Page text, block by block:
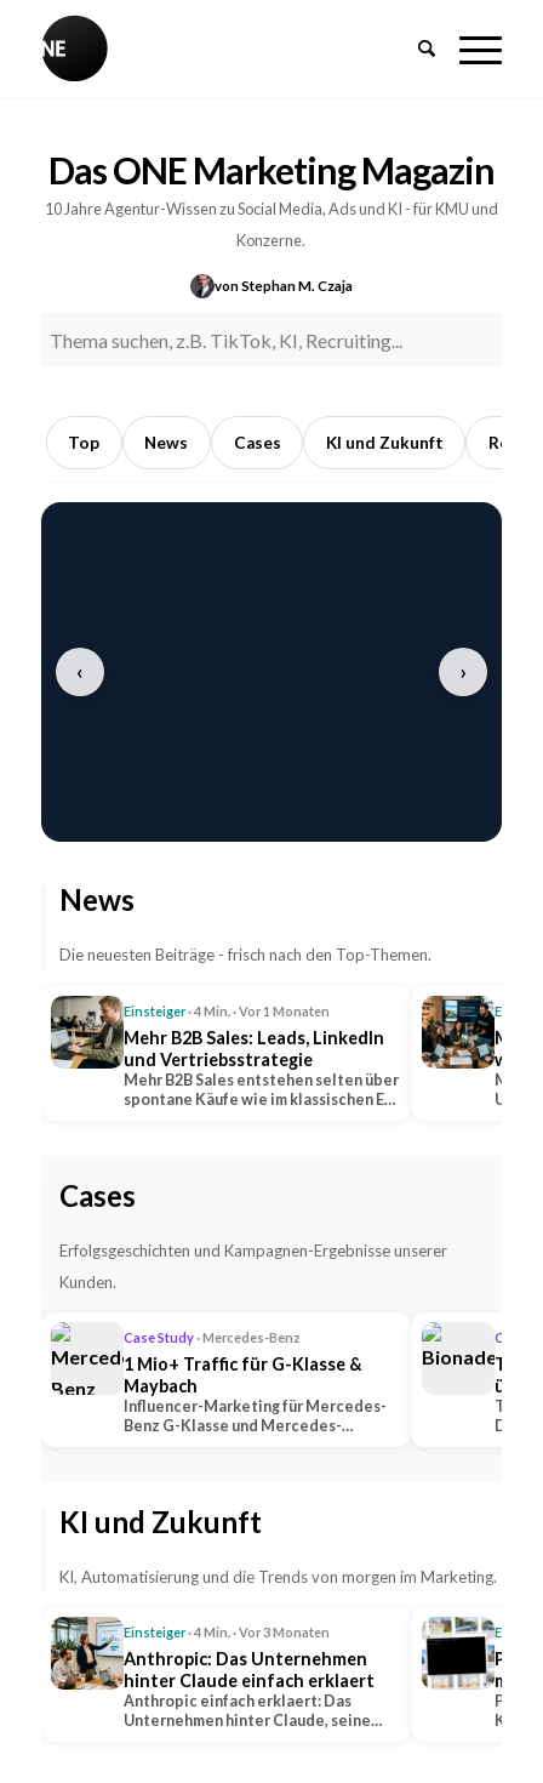
Das ONE Marketing Magazin
10 Jahre Agentur-Wissen zu Social Media, Ads und KI - für KMU und
Konzerne.
von Stephan M. Czaja
Top News Cases KI und Zukunft
PR:
Earned
Kooperationen
mit
Lesezeit
‹ ›
News
Die neuesten Beiträge - frisch nach den Top-Themen.
Einsteiger· 4 Min. · Vor 1 Monaten
Mehr B2B Sales: Leads, LinkedIn
und Vertriebsstrategie
Mehr B2B Sales entstehen selten über
spontane Käufe wie im klassischen E-
Mehr
Mehr
Cases
Erfolgsgeschichten und Kampagnen-Ergebnisse unserer
Kunden.
Case Study· Mercedes-Benz
1 Mio+ Traffic für G-Klasse &
Maybach
Influencer-Marketing für Mercedes-
Benz G-Klasse und Mercedes-
Case
KI und Zukunft
KI, Automatisierung und die Trends von morgen im Marketing.
Einsteiger· 4 Min. · Vor 3 Monaten
Anthropic: Das Unternehmen
hinter Claude einfach erklaert
Anthropic einfach erklaert: Das
Unternehmen hinter Claude, seine
mit
KI-